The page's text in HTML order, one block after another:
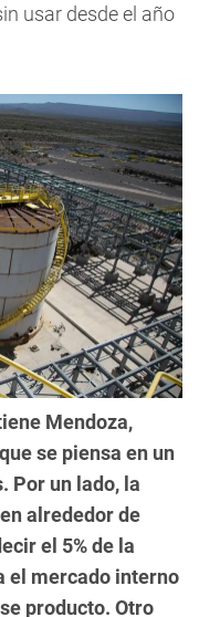
usar desde el año
Mendoza,
se piensa en un
Por un lado, la
alrededor de
el 5% de la
el mercado interno
producto. Otro